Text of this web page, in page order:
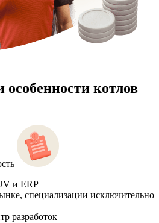
котлов
и ERP
специализации исключительно
разработок